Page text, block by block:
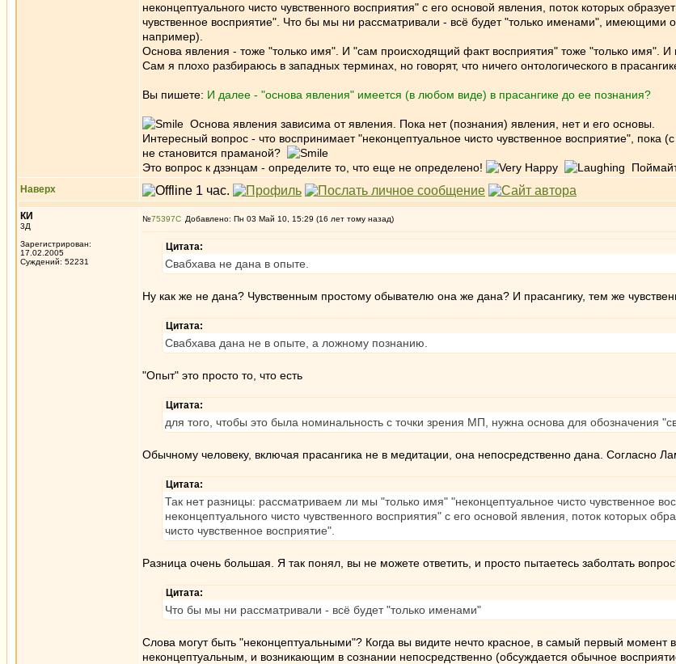
неконцептуального чисто чувственного восприятия" с его основой явления, поток которых
чувственное восприятие". Что бы мы ни рассматривали - всё будет "только именами",
например).
Основа явления - тоже "только имя". И "сам происходящий факт восприятия" тоже "только имя".
Сам я плохо разбираюсь в западных терминах, но говорят, что ничего онтологического в
Вы пишете: И далее - "основа явления" имеется (в любом виде) в прасангике до ее познания?
Основа явления зависима от явления. Пока нет (познания) явления, нет и его основы.
Интересный вопрос - что воспринимает "неконцептуальное чисто чувственное восприятие",
не становится праманой?
Это вопрос к дзэнцам - определите то, что еще не определено!
Наверх
КИ
3Д
Зарегистрирован:
17.02.2005
Суждений: 52231
№75397 Добавлено: Пн 03 Май 10, 15:29 (16 лет тому назад)
Цитата:
Свабхава не дана в опыте.
Ну как же не дана? Чувственным простому обывателю она же дана? И прасангику, тем же
Цитата:
Свабхава дана не в опыте, а ложному познанию.
"Опыт" это просто то, что есть
Цитата:
для того, чтобы это была номинальность с точки зрения МП, нужна основа для обозначения
Обычному человеку, включая прасангика не в медитации, она непосредственно дана. Согласно
Цитата:
Так нет разницы: рассматриваем ли мы "только имя" "неконцептуальное чисто чувственное
неконцептуального чисто чувственного восприятия" с его основой явления, поток которых
чисто чувственное восприятие".
Разница очень большая. Я так понял, вы не можете ответить, и просто пытаетесь заболтать
Цитата:
Что бы мы ни рассматривали - всё будет "только именами"
Слова могут быть "неконцептуальными"? Когда вы видите нечто красное, в самый первый
неконцептуальным, и возникающим в сознании непосредственно (обсуждается обычное